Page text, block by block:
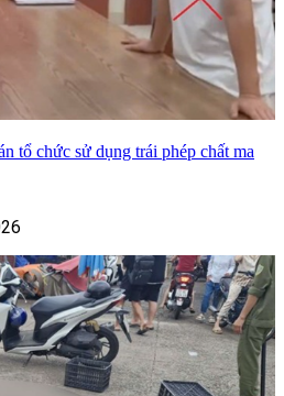
tổ chức sử dụng trái phép chất ma